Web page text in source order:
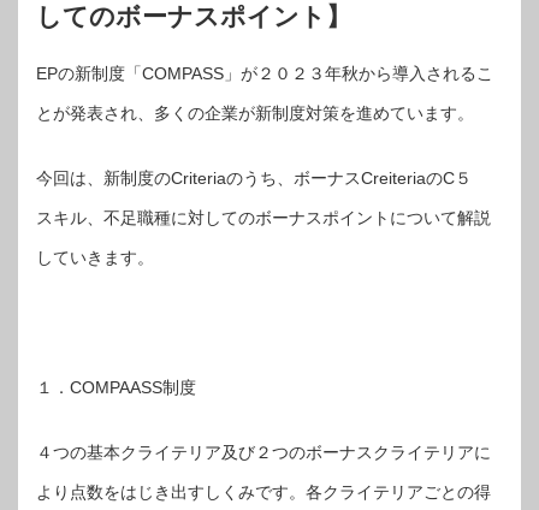
してのボーナスポイント】
EPの新制度「COMPASS」が２０２３年秋から導入されるこ
とが発表され、多くの企業が新制度対策を進めています。
今回は、新制度のCriteriaのうち、ボーナスCreiteriaのC５
スキル、不足職種に対してのボーナスポイントについて解説
していきます。
１．COMPAASS制度
４つの基本クライテリア及び２つのボーナスクライテリアに
より点数をはじき出すしくみです。各クライテリアごとの得